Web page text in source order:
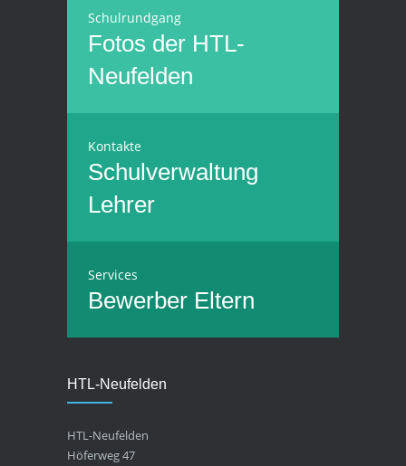
Schulrundgang
Fotos der HTL-
Neufelden
Kontakte
Schulverwaltung
Lehrer
Services
Bewerber Eltern
HTL-Neufelden
HTL-Neufelden
Höferweg 47